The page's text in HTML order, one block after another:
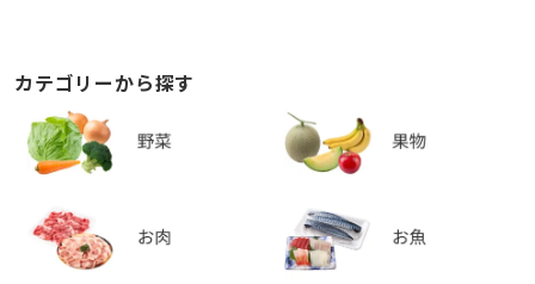
カテゴリーから探す